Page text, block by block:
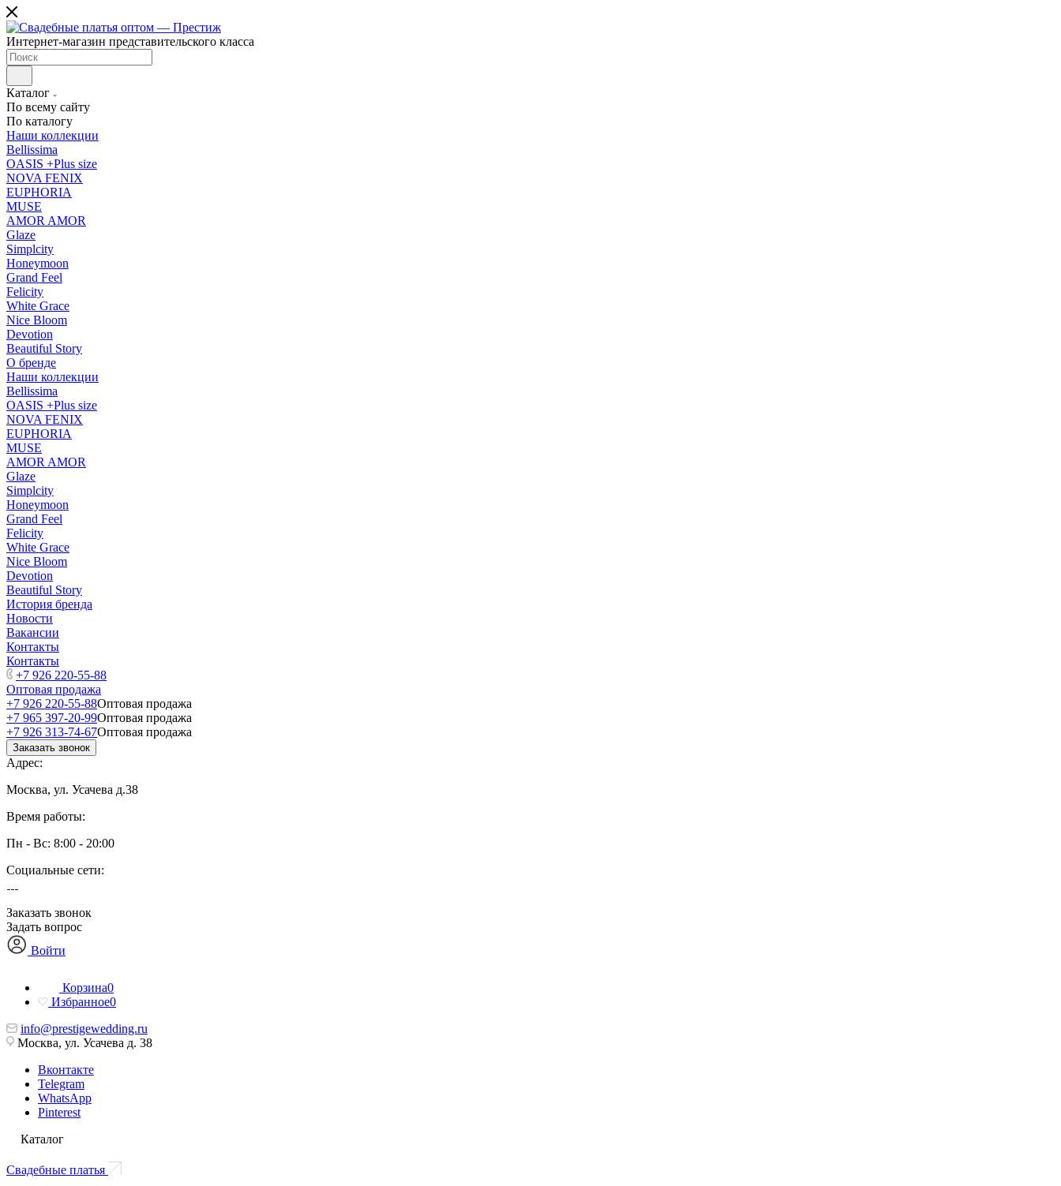
Интернет-магазин представительского класса
Каталог
По всему сайту
По каталогу
Наши коллекции
Bellissima
OASIS +Plus size
NOVA FENIX
EUPHORIA
MUSE
AMOR AMOR
Glaze
Simplcity
Honeymoon
Grand Feel
Felicity
White Grace
Nice Bloom
Devotion
Beautiful Story
О бренде
Наши коллекции
Bellissima
OASIS +Plus size
NOVA FENIX
EUPHORIA
MUSE
AMOR AMOR
Glaze
Simplcity
Honeymoon
Grand Feel
Felicity
White Grace
Nice Bloom
Devotion
Beautiful Story
История бренда
Новости
Вакансии
Контакты
Контакты
+7 926 220-55-88
Оптовая продажа
+7 926 220-55-88Оптовая продажа
+7 965 397-20-99Оптовая продажа
+7 926 313-74-67Оптовая продажа
Заказать звонок
Адрес:
Москва, ул. Усачева д.38
Время работы:
Пн - Вс: 8:00 - 20:00
Социальные сети:
Заказать звонок
Задать вопрос
Войти
Корзина0
Избранное0
info@prestigewedding.ru
Москва, ул. Усачева д. 38
Вконтакте
Telegram
WhatsApp
Pinterest
Каталог
Свадебные платья